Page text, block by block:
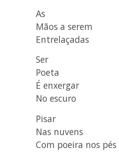
As
Mãos a serem
Entrelaçadas
Ser
Poeta
É enxergar
No escuro
Pisar
Nas nuvens
Com poeira nos pés